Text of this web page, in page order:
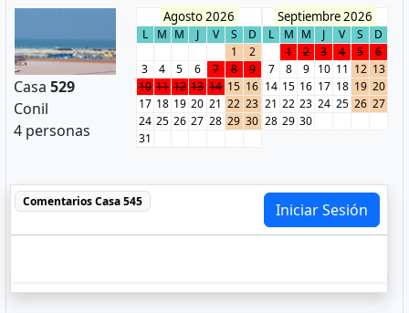
Casa 529
Conil
4 personas
Agosto 2026
L M M J V S
D
1
2
3
4 5 6 7 8
9
10 11 12 13 14 15 16
17 18 19 20 21 22 23
24 25 26 27 28 29 30
31
Septiembre 2026
L M M J V S
D
1
2 3 4 5
6
7
8 9 10 11 12 13
14 15 16 17 18 19 20
21 22 23 24 25 26 27
28 29 30
ComentariosCasa 545 Iniciar Sesión